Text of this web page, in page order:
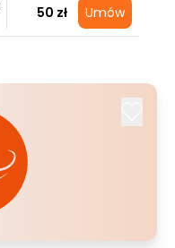
50 zł Umów